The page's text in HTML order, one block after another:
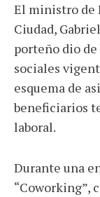
El ministro de
Ciudad,
porteño dio
sociales
esquema de
beneficiarios
laboral.
Durante una
“Coworking”,